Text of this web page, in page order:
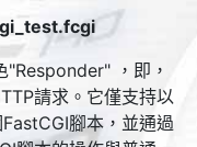
"Responder" ，即，
請求。它僅支持以
腳本，並通過